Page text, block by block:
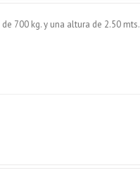
700 kg. y una altura de 2.50 mts.